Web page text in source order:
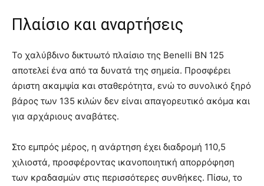
Πλαίσιο και αναρτήσεις
Το χαλύβδινο δικτυωτό πλαίσιο της Benelli BN 125
αποτελεί ένα από τα δυνατά της σημεία. Προσφέρει
άριστη ακαμψία και σταθερότητα, ενώ το συνολικό ξηρό
βάρος των 135 κιλών δεν είναι απαγορευτικό ακόμα και
για αρχάριους αναβάτες.
Στο εμπρός μέρος, η ανάρτηση έχει διαδρομή 110,5
χιλιοστά, προσφέροντας ικανοποιητική απορρόφηση
των κραδασμών στις περισσότερες συνθήκες. Πίσω, το